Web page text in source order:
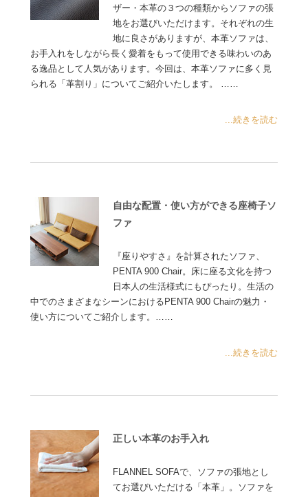
ザー・本革の３つの種類からソファの張
地をお選びいただけます。それぞれの生
地に良さがありますが、本革ソファは、
お手入れをしながら長く愛着をもって使用できる味わいのあ
る逸品として人気があります。今回は、本革ソファに多く見
られる「革割り」についてご紹介いたします。 ……
...続きを読む
自由な配置・使い方ができる座椅子ソ
ファ
『座りやすさ』を計算されたソファ、
PENTA 900 Chair。床に座る文化を持つ
日本人の生活様式にもぴったり。生活の
中でのさまざまなシーンにおけるPENTA 900 Chairの魅力・
使い方についてご紹介します。……
...続きを読む
正しい本革のお手入れ
FLANNEL SOFAで、ソファの張地とし
てお選びいただける「本革」。ソファを